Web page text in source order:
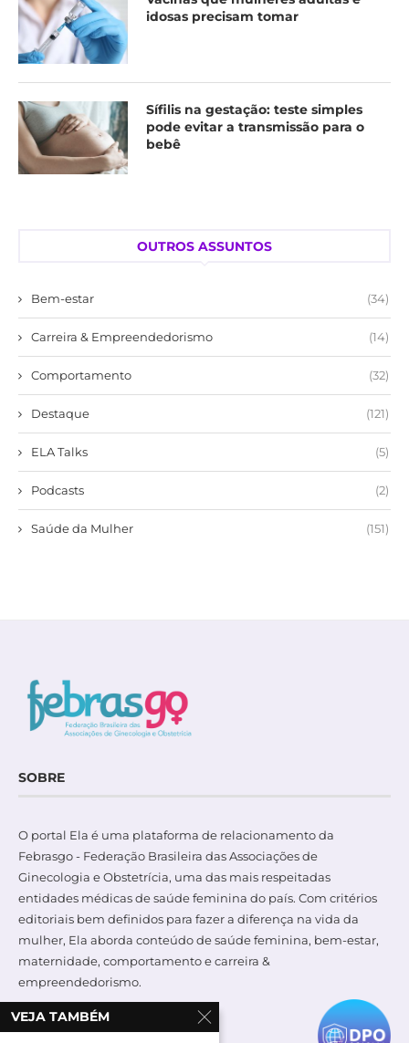
idosas precisam tomar
Sífilis na gestação: teste simples
pode evitar a transmissão para o
bebê
OUTROS ASSUNTOS
Bem-estar (34)
Carreira & Empreendedorismo (14)
Comportamento (32)
Destaque (121)
ELA Talks (5)
Podcasts (2)
Saúde da Mulher (151)
SOBRE
O portal Ela é uma plataforma de relacionamento da
Febrasgo - Federação Brasileira das Associações de
Ginecologia e Obstetrícia, uma das mais respeitadas
entidades médicas de saúde feminina do país. Com critérios
editoriais bem definidos para fazer a diferença na vida da
mulher, Ela aborda conteúdo de saúde feminina, bem-estar,
maternidade, comportamento e carreira &
empreendedorismo.
VEJA TAMBÉM